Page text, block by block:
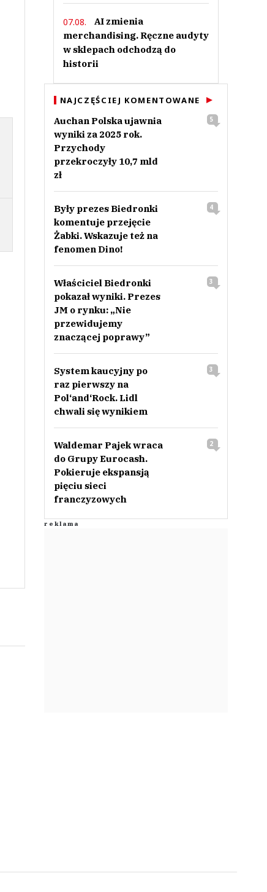
07.08.
AI zmienia
merchandising. Ręczne audyty
w sklepach odchodzą do
historii
NAJCZĘŚCIEJ KOMENTOWANE
Auchan Polska ujawnia
wyniki za 2025 rok.
Przychody
przekroczyły 10,7 mld
zł
5
Były prezes Biedronki
komentuje przejęcie
Żabki. Wskazuje też na
fenomen Dino!
4
Właściciel Biedronki
pokazał wyniki. Prezes
JM o rynku: „Nie
przewidujemy
znaczącej poprawy”
3
System kaucyjny po
raz pierwszy na
Pol‘and‘Rock. Lidl
chwali się wynikiem
3
Waldemar Pajek wraca
do Grupy Eurocash.
Pokieruje ekspansją
pięciu sieci
franczyzowych
2